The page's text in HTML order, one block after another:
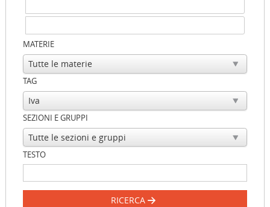
MATERIE
TAG
SEZIONI E GRUPPI
TESTO
RICERCA